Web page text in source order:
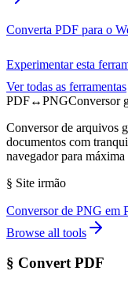
Converta PDF para o
Experimentar esta
Ver todas as ferramentas
PDF↔PNGConversor
Conversor de arquivos
documentos com
navegador para
§ Site irmão
Conversor de PNG em
Browse all tools
§ Convert PDF